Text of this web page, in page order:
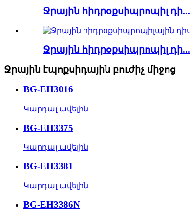
Ջրային հիդրօքսիպրոպիլ դի...
Ջրային հիդրօքսիպրոպիլ դի...
Ջրային էպոքսիդային բուժիչ միջոց
BG-EH3016
Կարդալ ավելին
BG-EH3375
Կարդալ ավելին
BG-EH3381
Կարդալ ավելին
BG-EH3386N